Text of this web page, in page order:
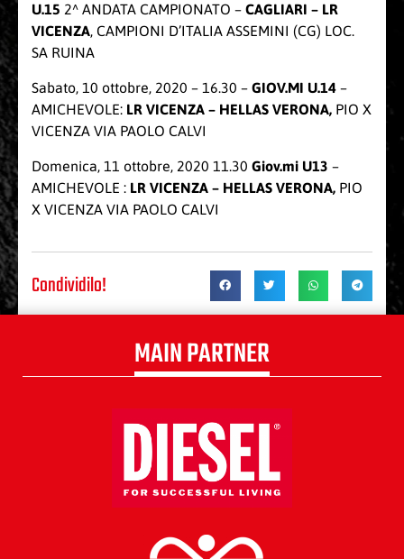
U.15 2^ ANDATA CAMPIONATO – CAGLIARI – LR
VICENZA, CAMPIONI D’ITALIA ASSEMINI (CG) LOC.
SA RUINA
Sabato, 10 ottobre, 2020 – 16.30 – GIOV.MI U.14 –
AMICHEVOLE: LR VICENZA – HELLAS VERONA, PIO X
VICENZA VIA PAOLO CALVI
Domenica, 11 ottobre, 2020 11.30 Giov.mi U13 –
AMICHEVOLE : LR VICENZA – HELLAS VERONA, PIO
X VICENZA VIA PAOLO CALVI
Condividilo!
MAIN PARTNER